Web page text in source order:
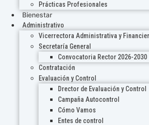
Prácticas Profesionales
Bienestar
Administrativo
Vicerrectora Administrativa y
Secretaría General
Convocatoria Rector 2026-2030
Contratación
Evaluación y Control
Drector de Evaluación y Control
Campaña Autocontrol
Cómo Vamos
Entes de control